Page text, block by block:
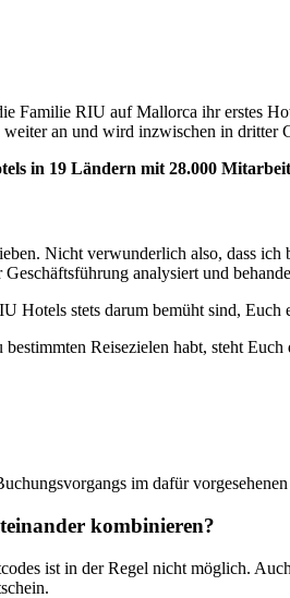
Familie RIU auf Mallorca ihr erstes
an und wird inzwischen in dritter
in 19 Ländern mit 28.000
Nicht verwunderlich also, dass
analysiert und
Hotels stets darum bemüht sind, Euch
Reisezielen habt, steht
im dafür
kombinieren?
ist in der Regel nicht möglich.